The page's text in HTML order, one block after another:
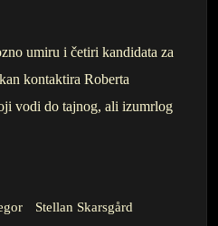
umiru i četiri kandidata za
kontaktira Roberta
vodi do tajnog, ali izumrlog
Stellan Skarsgård